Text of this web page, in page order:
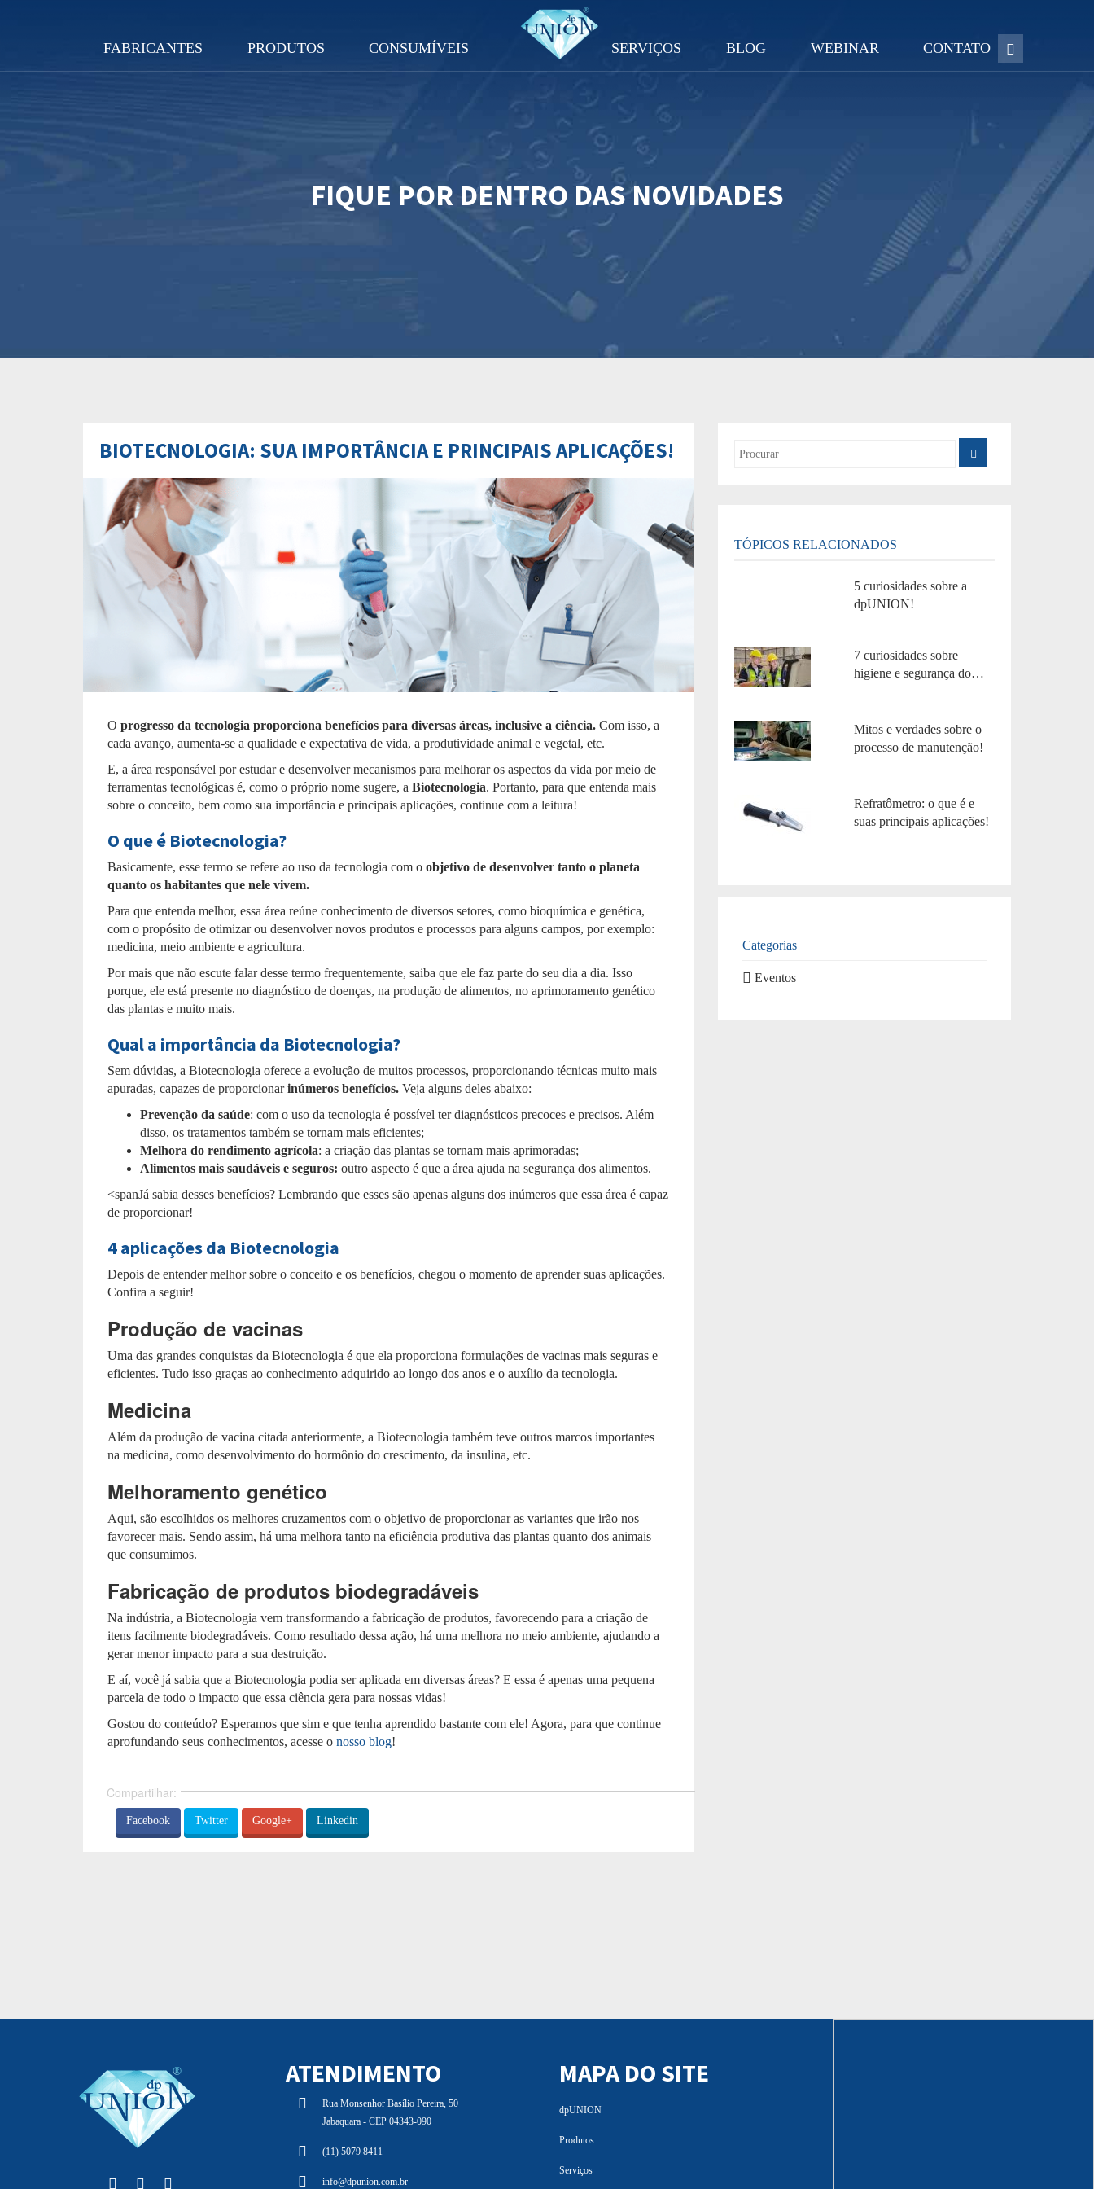
FABRICANTES PRODUTOS CONSUMÍVEIS SERVIÇOS BLOG WEBINAR CONTATO
FIQUE POR DENTRO DAS NOVIDADES
BIOTECNOLOGIA: SUA IMPORTÂNCIA E PRINCIPAIS APLICAÇÕES!
O progresso da tecnologia proporciona benefícios para diversas áreas, inclusive a ciência. Com isso, a
cada avanço, aumenta-se a qualidade e expectativa de vida, a produtividade animal e vegetal, etc.
E, a área responsável por estudar e desenvolver mecanismos para melhorar os aspectos da vida por meio de
ferramentas tecnológicas é, como o próprio nome sugere, a Biotecnologia. Portanto, para que entenda mais
sobre o conceito, bem como sua importância e principais aplicações, continue com a leitura!
O que é Biotecnologia?
Basicamente, esse termo se refere ao uso da tecnologia com o objetivo de desenvolver tanto o planeta
quanto os habitantes que nele vivem.
Para que entenda melhor, essa área reúne conhecimento de diversos setores, como bioquímica e genética,
com o propósito de otimizar ou desenvolver novos produtos e processos para alguns campos, por exemplo:
medicina, meio ambiente e agricultura.
Por mais que não escute falar desse termo frequentemente, saiba que ele faz parte do seu dia a dia. Isso
porque, ele está presente no diagnóstico de doenças, na produção de alimentos, no aprimoramento genético
das plantas e muito mais.
Qual a importância da Biotecnologia?
Sem dúvidas, a Biotecnologia oferece a evolução de muitos processos, proporcionando técnicas muito mais
apuradas, capazes de proporcionarinúmeros benefícios. Veja alguns deles abaixo:
Prevenção da saúde: com o uso da tecnologia é possível ter diagnósticos precoces e precisos. Além
disso, os tratamentos também se tornam mais eficientes;
Melhora do rendimento agrícola: a criação das plantas se tornam mais aprimoradas;
Alimentos mais saudáveis e seguros: outro aspecto é que a área ajuda na segurança dos alimentos.
<spanJá sabia desses benefícios? Lembrando que esses são apenas alguns dos inúmeros que essa área é capaz
de proporcionar!
4 aplicações da Biotecnologia
Depois de entender melhor sobre o conceito e os benefícios, chegou o momento de aprender suas aplicações.
Confira a seguir!
Produção de vacinas
Uma das grandes conquistas da Biotecnologia é que ela proporciona formulações de vacinas mais seguras e
eficientes. Tudo isso graças ao conhecimento adquirido ao longo dos anos e o auxílio da tecnologia.
Medicina
Além da produção de vacina citada anteriormente, a Biotecnologia também teve outros marcos importantes
na medicina, como desenvolvimento do hormônio do crescimento, da insulina, etc.
Melhoramento genético
Aqui, são escolhidos os melhores cruzamentos com o objetivo de proporcionar as variantes que irão nos
favorecer mais. Sendo assim, há uma melhora tanto na eficiência produtiva das plantas quanto dos animais
que consumimos.
Fabricação de produtos biodegradáveis
Na indústria, a Biotecnologia vem transformando a fabricação de produtos, favorecendo para a criação de
itens facilmente biodegradáveis. Como resultado dessa ação, há uma melhora no meio ambiente, ajudando a
gerar menor impacto para a sua destruição.
E aí, você já sabia que a Biotecnologia podia ser aplicada em diversas áreas? E essa é apenas uma pequena
parcela de todo o impacto que essa ciência gera para nossas vidas!
Gostou do conteúdo? Esperamos que sim e que tenha aprendido bastante com ele! Agora, para que continue
aprofundando seus conhecimentos, acesse o nosso blog!
Compartilhar:
Facebook Twitter Google+ Linkedin
TÓPICOS RELACIONADOS
5 curiosidades sobre a
dpUNION!
7 curiosidades sobre
higiene e segurança do
Mitos e verdades sobre o
processo de manutenção!
Refratômetro: o que é e
suas principais aplicações!
Categorias
Eventos
ATENDIMENTO
Rua Monsenhor Basílio Pereira, 50
Jabaquara - CEP 04343-090
(11) 5079 8411
info@dpunion.com.br
MAPA DO SITE
dpUNION
Produtos
Serviços